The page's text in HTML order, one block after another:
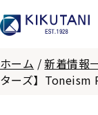
ホーム /新着情報
ターズ】Toneism